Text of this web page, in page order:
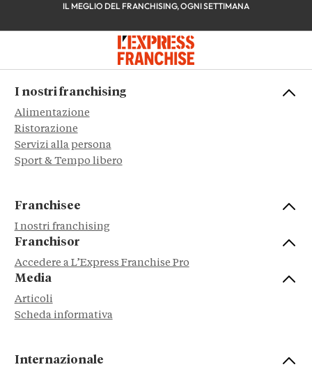
IL MEGLIO DEL FRANCHISING, OGNI SETTIMANA
I nostri franchising
Alimentazione
Ristorazione
Servizi alla persona
Sport & Tempo libero
Franchisee
I nostri franchising
Franchisor
Accedere a L’Express Franchise Pro
Media
Articoli
Scheda informativa
Internazionale